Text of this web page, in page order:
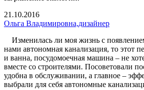
21.10.2016
Ольга Владимировна,дизайнер
Изменилась ли моя жизнь с
нами автономная канализация, то этот
и ванна, посудомоечная машина – не
вместе со строителями. Посоветовали
удобна в обслуживании, а главное –
выбрали для себя автономные